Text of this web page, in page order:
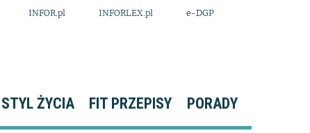
INFOR.pl INFORLEX.pl e-DGP
STYL ŻYCIA FIT PRZEPISY PORADY